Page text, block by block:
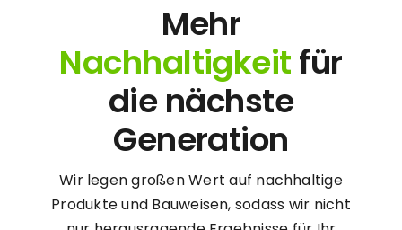
Mehr
Nachhaltigkeitfür
die nächste
Generation
Wir legen großen Wert auf nachhaltige
Produkte und Bauweisen, sodass wir nicht